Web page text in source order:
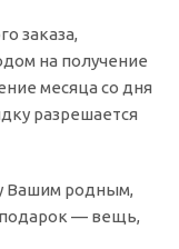
заказа,
на получение
месяца со дня
разрешается
Вашим родным,
подарок — вещь,